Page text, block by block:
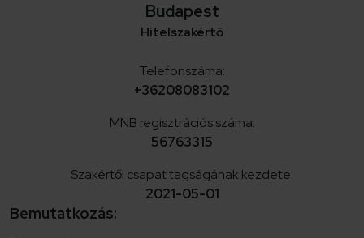
Budapest
Hitelszakértő
Telefonszáma:
+36208083102
MNB regisztrációs száma:
56763315
Szakértői csapat tagságának kezdete:
2021-05-01
Bemutatkozás: